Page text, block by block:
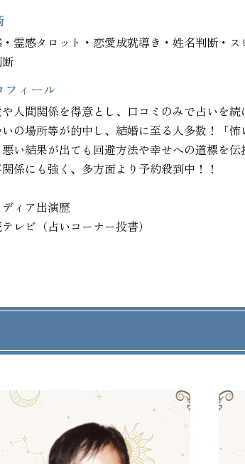
霊感タロット・恋愛成就導き・姓名判断・
フィール
人間関係を得意とし、口コミのみで占いを
の場所等が的中し、結婚に至る人多数！「
い結果が出ても回避方法や幸せへの道標を伝
係にも強く、多方面より予約殺到中！！
ィア出演歴
レビ（占いコーナー投書）